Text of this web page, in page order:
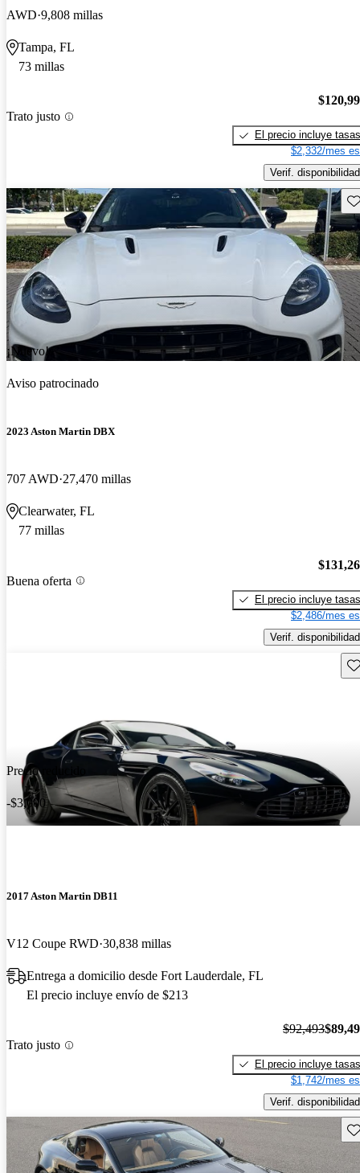
AWD 9,808 millas
Tampa, FL
73 millas
Trato justo
El precio incluye tasas
$2,332/mes
Verif. disponibilidad
¡Nuevo!
Aviso patrocinado
2023 Aston Martin DBX
707 AWD 27,470 millas
Clearwater, FL
77 millas
Buena oferta
El precio incluye tasas
$2,486/mes
Verif. disponibilidad
Precio reducido
-$3,000
2017 Aston Martin DB11
V12 Coupe RWD 30,838 millas
Entrega a domicilio desde Fort Lauderdale, FL
El precio incluye envío de $213
Trato justo
$92,493
El precio incluye tasas
$1,742/mes
Verif. disponibilidad